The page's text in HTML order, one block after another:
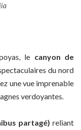
le canyon de
du nord
une vue imprenable
verdoyantes.
partagé) reliant